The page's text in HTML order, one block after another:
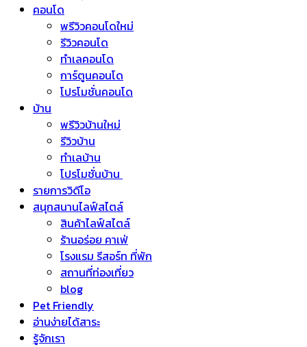
คอนโด
พรีวิวคอนโดใหม่
รีวิวคอนโด
ทำเลคอนโด
การ์ตูนคอนโด
โปรโมชั่นคอนโด
บ้าน
พรีวิวบ้านใหม่
รีวิวบ้าน
ทำเลบ้าน
โปรโมชั่นบ้าน
รายการวิดีโอ
สนุกสนานไลฟ์สไตล์
สินค้าไลฟ์สไตล์
ร้านอร่อย คาเฟ่
โรงแรม รีสอร์ท ที่พัก
สถานที่ท่องเที่ยว
blog
Pet Friendly
อ่านง่ายได้สาระ
รู้จักเรา